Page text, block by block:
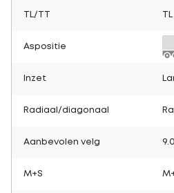
TL/TT
Aspositie
Inzet
Radiaal/diagonaal
Aanbevolen velg
M+S